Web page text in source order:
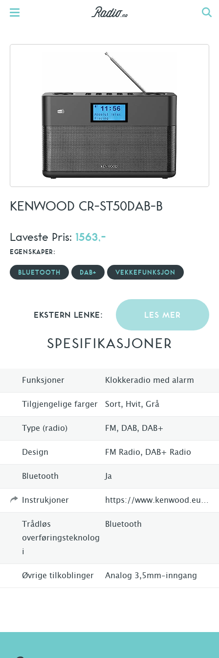
KENWOOD CR-ST50DAB-B
Laveste Pris: 1563,-
EGENSKAPER:
BLUETOOTH DAB+ VEKKEFUNKSJON
EKSTERN LENKE: LES MER
SPESIFIKASJONER
Funksjoner Klokkeradio med alarm
Tilgjengelige farger Sort, Hvit, Grå
Type (radio) FM, DAB, DAB+
Design FM Radio, DAB+ Radio
Bluetooth Ja
Instrukjoner
Trådløs
overføringsteknolog
i
Bluetooth
Øvrige tilkoblinger Analog 3,5mm-inngang